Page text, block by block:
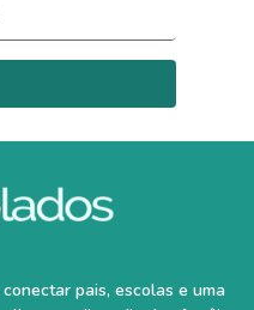
pais, escolas e uma